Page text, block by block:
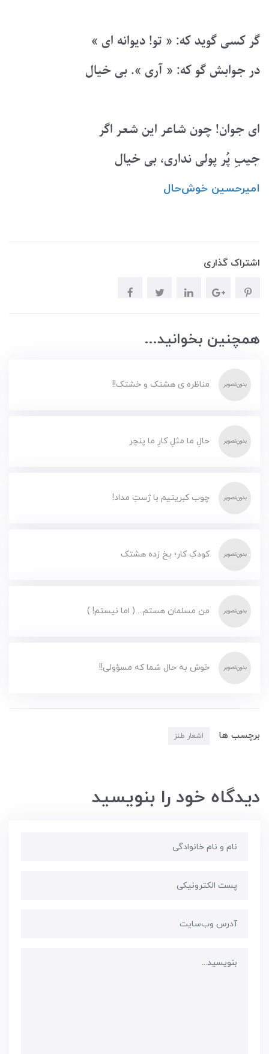
گر کسی گوید که: « تو! دیوانه ای »
در جوابش گو که: « آری ». بی خیال
ای جوان! چون شاعر این شعر اگر
جیبِ پُر پولی نداری، بی خیال
امیرحسین ‌خوش‌حال
اشتراک گذاری
همچنین بخوانید...
مناظره ی هشتک و خشتک!!
حالِ ما مثلِ کارِ ما پنچر
چوب کبریتیم با ژستِ مداد!
کودکِ کار؛ یخ زده هشتک
من مسلمان هستم... ( اما نیستم! )
خوش به حال شما که مسؤولی!!
برچسب ها اشعار طنز
دیدگاه خود را بنویسید